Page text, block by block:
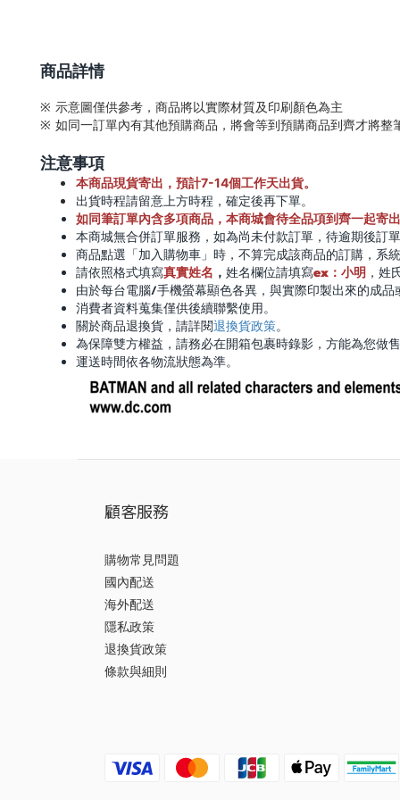
商品詳情
※ 示意圖僅供參考，商品將以實際材質及印刷顏色為主
※ 如同一訂單內有其他預購商品，將會等到預購商品到齊才將
注意事項
本商品現貨寄出，預計7-14個工作天出貨。
出貨時程請留意上方時程，確定後再下單。
如同筆訂單內含多項商品，本商城會待全品項到齊一起寄
本商城無合併訂單服務，如為尚未付款訂單，待逾期後訂
商品點選「加入購物車」時，不算完成該商品的訂購，系
請依照格式填寫真實姓名 ， 姓名欄位請填寫ex：小明 ，姓
由於每台電腦/手機螢幕顯色各異，與實際印製出來的成品
消費者資料蒐集僅供後續聯繫使用。
關於商品退換貨，請詳閱退換貨政策。
為保障雙方權益，請務必在開箱包裹時錄影，方能為您做
運送時間依各物流狀態為準。
顧客服務
購物常見問題
國內配送
海外配送
隱私政策
退換貨政策
條款與細則